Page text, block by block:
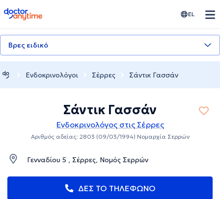
doctoranytime EL
Βρες ειδικό
Ενδοκρινολόγοι Σέρρες Σάντικ Γασσάν
Σάντικ Γασσάν
Ενδοκρινολόγος στις Σέρρες
Αριθμός αδείας: 2803 (09/03/1994) Νομαρχία Σερρών
Γενναδίου 5 , Σέρρες, Νομός Σερρών
ΔΕΣ ΤΟ ΤΗΛΕΦΩΝΟ